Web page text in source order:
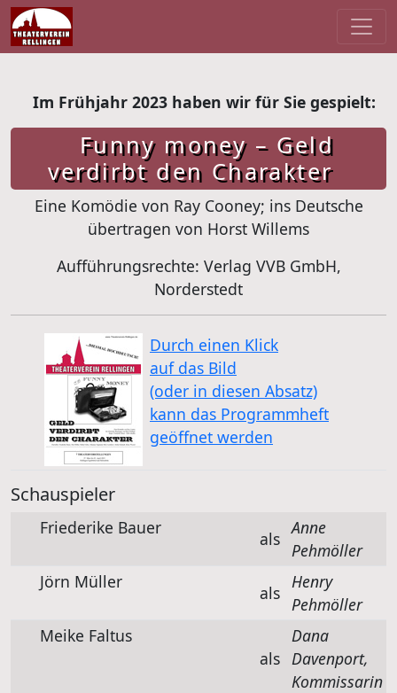
Im Frühjahr 2023 haben wir für Sie gespielt:
Funny money – Geld
verdirbt den Charakter
Eine Komödie von Ray Cooney; ins Deutsche
übertragen von Horst Willems
Aufführungsrechte: Verlag VVB GmbH,
Norderstedt
Durch einen Klick
auf das Bild
(oder in diesen Absatz)
kann das Programmheft
geöffnet werden
Schauspieler
Friederike Bauer
als
Anne
Pehmöller
Jörn Müller
als
Henry
Pehmöller
Meike Faltus
als
Dana
Davenport,
Kommissarin